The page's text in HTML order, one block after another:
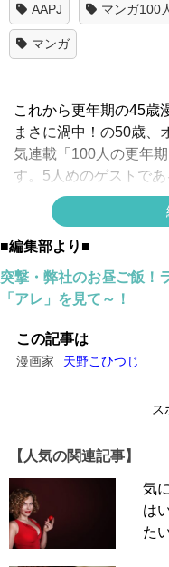
AAPJ マンガ100
マンガ
これから更年期の45歳
まさに渦中！の50歳、
気連載「100人の更年
す。5人めのゲストで
スポンサーリンク
■編集部より■
突撃・弊社のお昼ご飯！
「アレ」を見て～！
この記事は
漫画家 天野こひつじ
ス
【人気の関連記事】
気
は
た